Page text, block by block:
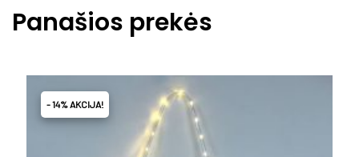
Panašios prekės
- 14% AKCIJA!